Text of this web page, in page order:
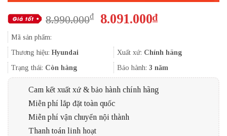
8.990.000₫
Giá
8.990.000₫.
8.091.000₫Giá
là:
8.091.000₫.
Mã sản phẩm:
Thương hiệu: Hyundai Xuất xứ: Chính hãng
Trạng thái: Còn hàng Bảo hành: 3 năm
Cam kết xuất xứ & bảo hành chính hãng
Miễn phí lắp đặt toàn quốc
Miễn phí vận chuyển nội thành
Thanh toán linh hoạt